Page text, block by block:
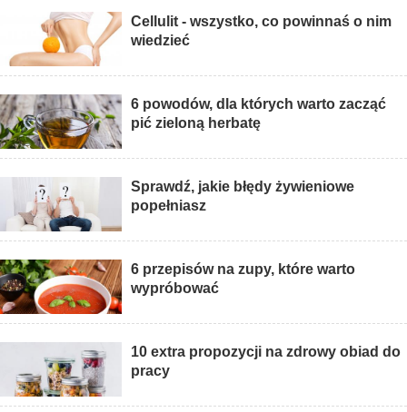
Cellulit - wszystko, co powinnaś o nim
wiedzieć
6 powodów, dla których warto zacząć
pić zieloną herbatę
Sprawdź, jakie błędy żywieniowe
popełniasz
6 przepisów na zupy, które warto
wypróbować
10 extra propozycji na zdrowy obiad do
pracy